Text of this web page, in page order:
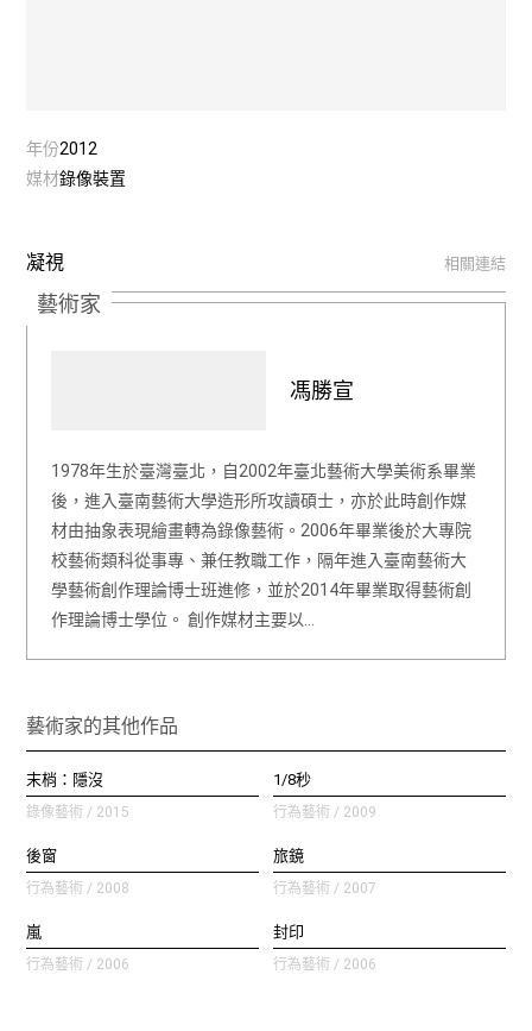
年份2012
媒材錄像裝置
凝視 相關連結
藝術家
馮勝宣
1978年生於臺灣臺北，自2002年臺北藝術大學美術系畢業
後，進入臺南藝術大學造形所攻讀碩士，亦於此時創作媒
材由抽象表現繪畫轉為錄像藝術。2006年畢業後於大專院
校藝術類科從事專、兼任教職工作，隔年進入臺南藝術大
學藝術創作理論博士班進修，並於2014年畢業取得藝術創
作理論博士學位。 創作媒材主要以…
藝術家的其他作品
末梢：隱沒
錄像藝術 / 2015
1/8秒
行為藝術 / 2009
後窗
行為藝術 / 2008
旅鏡
行為藝術 / 2007
嵐
行為藝術 / 2006
封印
行為藝術 / 2006